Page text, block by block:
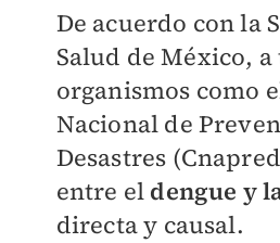
De acuerdo con la
Salud de México, a
organismos como
Nacional de
Desastres
entre el dengue y
directa y causal.